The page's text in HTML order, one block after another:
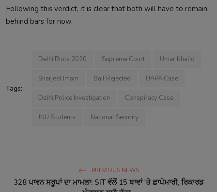
Following this verdict, it is clear that both will have to remain
behind bars for now.
Tags:
Delhi Riots 2020 Supreme Court Umar Khalid
Sharjeel Imam Bail Rejected UAPA Case
Delhi Police Investigation Conspiracy Case
JNU Students National Security
PREVIOUS NEWS
328 ਪਾਵਨ ਸਰੂਪਾਂ ਦਾ ਮਾਮਲਾ: SIT ਵੱਲੋਂ 15 ਥਾਵਾਂ 'ਤੇ ਛਾਪੇਮਾਰੀ, ਰਿਕਾਰਡ